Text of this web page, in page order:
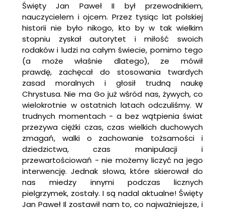
Święty Jan Paweł II był przewodnikiem,
nauczycielem i ojcem. Przez tysiąc lat polskiej
historii nie było nikogo, kto by w tak wielkim
stopniu zyskał autorytet i miłość swoich
rodaków i ludzi na całym świecie, pomimo tego
(a może właśnie dlatego), ze mówił
prawdę, zachęcał do stosowania twardych
zasad moralnych i głosił trudną naukę
Chrystusa. Nie ma Go już wśród nas, żywych, co
wielokrotnie w ostatnich latach odczuliśmy. W
trudnych momentach - a bez wątpienia świat
przezywa ciężki czas, czas wielkich duchowych
zmagań, walki o zachowanie tożsamości i
dziedzictwa, czas manipulacji i
przewartościowań - nie możemy liczyć na jego
interwencję. Jednak słowa, które skierował do
nas miedzy innymi podczas licznych
pielgrzymek, zostały. I są nadal aktualne! Święty
Jan Paweł Il zostawił nam to, co najważniejsze, i